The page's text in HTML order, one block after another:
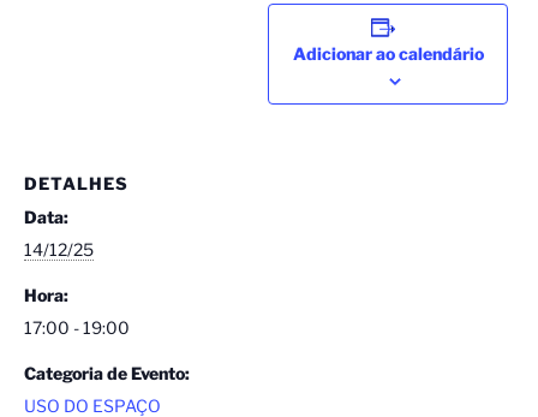
Adicionar ao calendário
DETALHES
Data:
14/12/25
Hora:
17:00 - 19:00
Categoria de Evento:
USO DO ESPAÇO